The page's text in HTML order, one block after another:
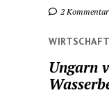
2
Ungarn